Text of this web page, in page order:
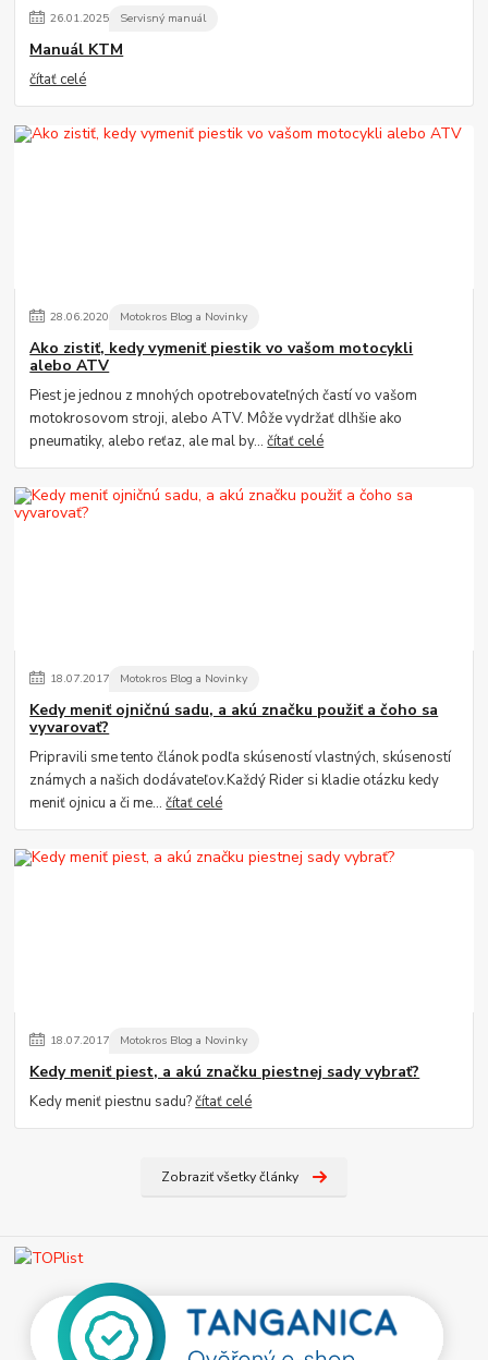
26.01.2025 Servisný manuál
Manuál KTM
čítať celé
28.06.2020 Motokros Blog a Novinky
Ako zistiť, kedy vymeniť piestik vo vašom motocykli
alebo ATV
Piest je jednou z mnohých opotrebovateľných častí vo vašom
motokrosovom stroji, alebo ATV. Môže vydržať dlhšie ako
pneumatiky, alebo reťaz, ale mal by...čítať celé
18.07.2017 Motokros Blog a Novinky
Kedy meniť ojničnú sadu, a akú značku použiť a čoho sa
vyvarovať?
Pripravili sme tento článok podľa skúseností vlastných, skúseností
známych a našich dodávateľov.Každý Rider si kladie otázku kedy
meniť ojnicu a či me...čítať celé
18.07.2017 Motokros Blog a Novinky
Kedy meniť piest, a akú značku piestnej sady vybrať?
Kedy meniť piestnu sadu?čítať celé
Zobraziť všetky články